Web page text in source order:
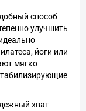
способ
улучшить
йоги или
мягко
хват